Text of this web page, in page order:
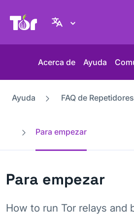
Web del Proyecto Tor
Acerca de Ayuda
Ayuda FAQ de Repetidores
Para empezar
Para empezar
How to run Tor relays and